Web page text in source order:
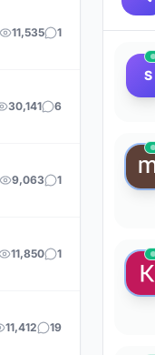
11,535 1
30,141 6
9,063 1
11,850 1
11,412 19
S